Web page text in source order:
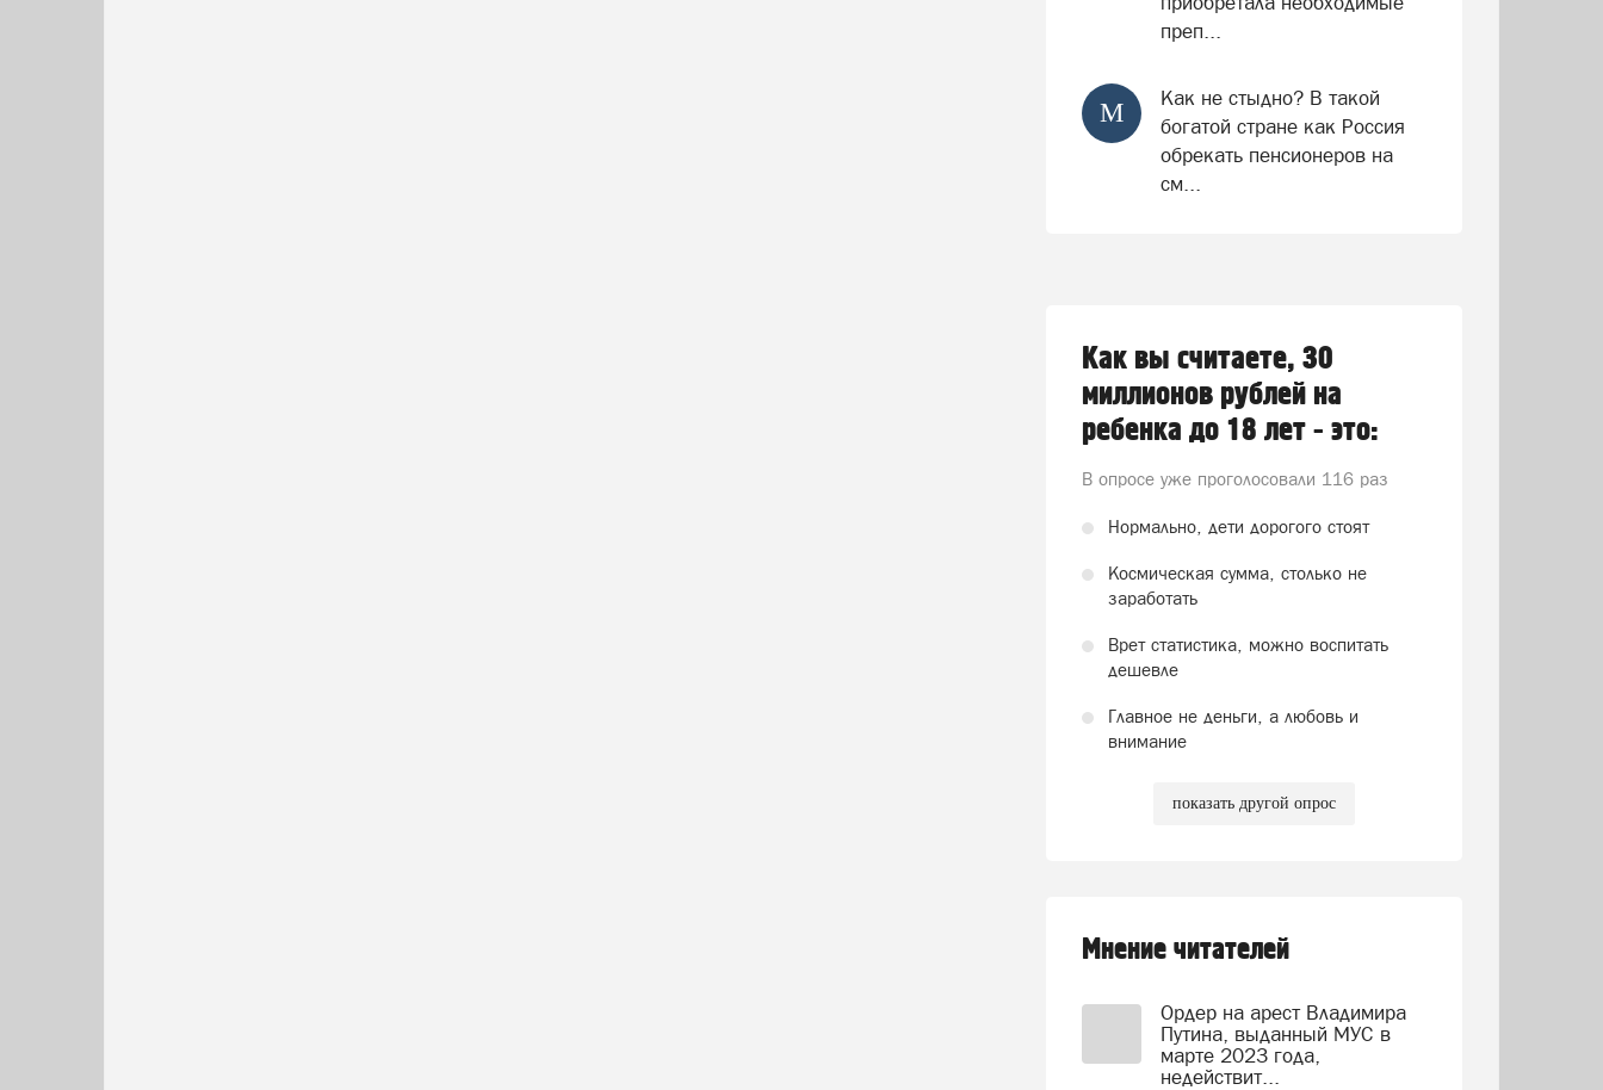
преп...
М
Как не стыдно? В такой
богатой стране как Россия
обрекать пенсионеров на
см...
Как вы считаете, 30
миллионов рублей на
ребенка до 18 лет - это:
В опросе уже проголосовали 116 раз
Нормально, дети дорогого стоят
Космическая сумма, столько не
заработать
Врет статистика, можно воспитать
дешевле
Главное не деньги, а любовь и
внимание
показать другой опрос
Мнение читателей
Ордер на арест Владимира
Путина, выданный МУС в
марте 2023 года,
недействит...